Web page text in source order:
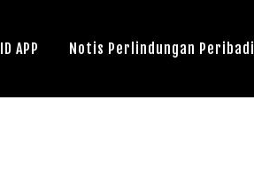
ID APP Notis Perlindungan Peribadi